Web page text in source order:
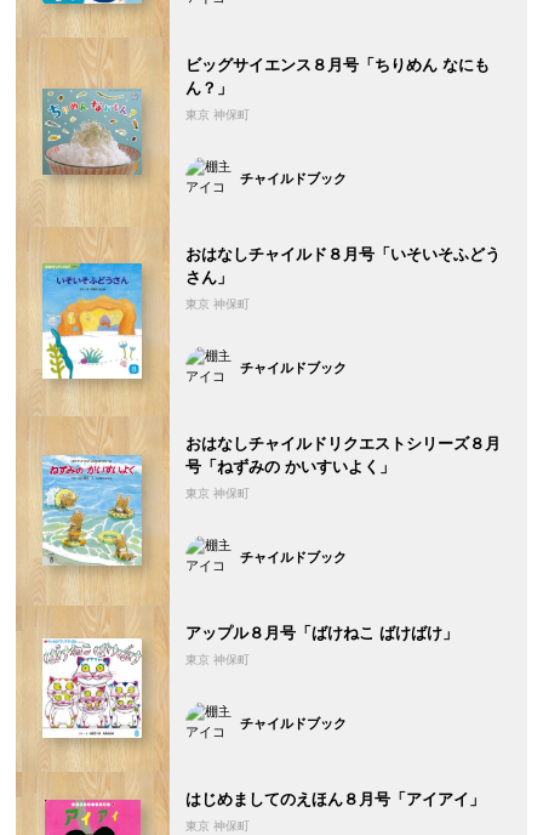
ビッグサイエンス８月号「ちりめん なにも
ん？」
東京 神保町
チャイルドブック
おはなしチャイルド８月号「いそいそふどう
さん」
東京 神保町
チャイルドブック
おはなしチャイルドリクエストシリーズ８月
号「ねずみの かいすいよく」
東京 神保町
チャイルドブック
アップル８月号「ばけねこ ばけばけ」
東京 神保町
チャイルドブック
はじめましてのえほん８月号「アイアイ」
東京 神保町